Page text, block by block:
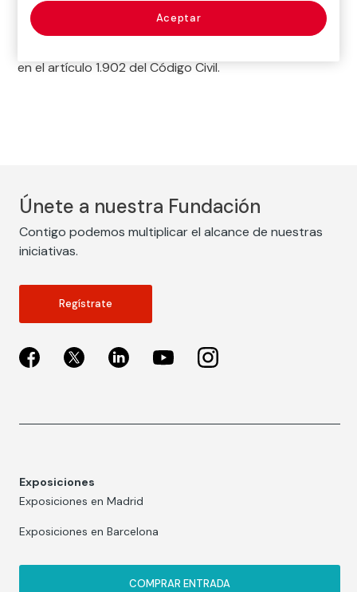
consecuencia de una acción u omisión, propia o de
tercero por el que deba responderse, en que haya
en el artículo 1.902 del Código Civil.
Únete a nuestra Fundación
Contigo podemos multiplicar el alcance de nuestras
iniciativas.
Regístrate
Exposiciones
Exposiciones en Madrid
Exposiciones en Barcelona
COMPRAR ENTRADA
Aceptar